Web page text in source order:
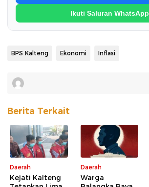
Ikuti Saluran WhatsApp
BPS Kalteng Ekonomi Inflasi
Berita Terkait
Daerah
Kejati Kalteng
Daerah
Warga